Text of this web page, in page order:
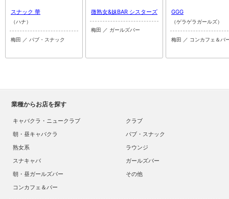
スナック 華
（ハナ）
梅田 ／ パブ・スナック
微熟女&妹BAR シスターズ
梅田 ／ ガールズバー
GGG
（ゲラゲラガールズ）
梅田 ／ コンカフェ＆バ
業種からお店を探す
キャバクラ・ニュークラブ
クラブ
朝・昼キャバクラ
パブ・スナック
熟女系
ラウンジ
スナキャバ
ガールズバー
朝・昼ガールズバー
その他
コンカフェ＆バー